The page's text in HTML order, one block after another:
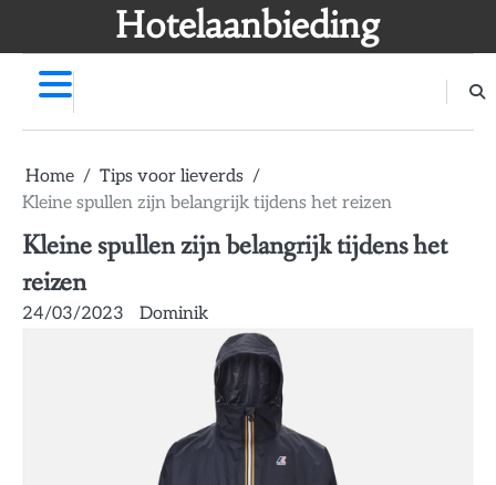
Hotelaanbieding
Home
Tips voor lieverds
Kleine spullen zijn belangrijk tijdens het reizen
Kleine spullen zijn belangrijk tijdens het
reizen
24/03/2023 Dominik